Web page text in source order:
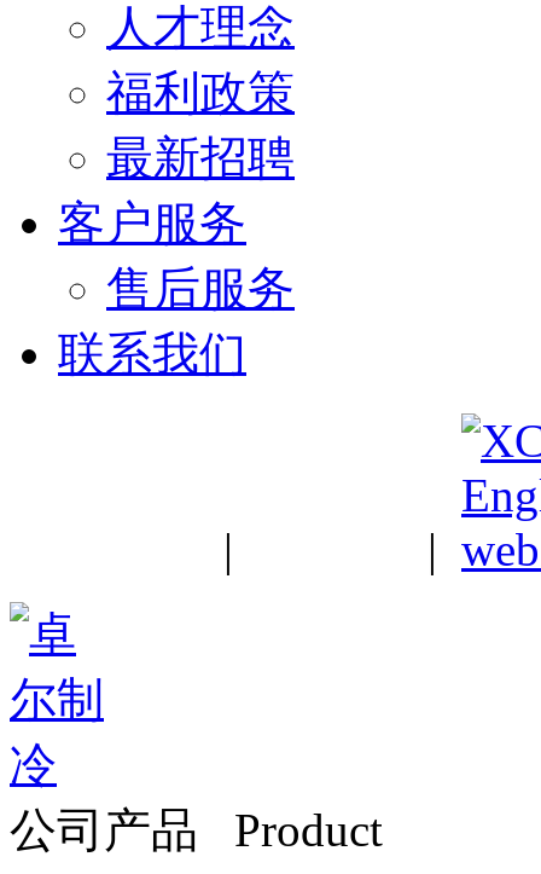
人才理念
福利政策
最新招聘
客户服务
售后服务
联系我们
| |
公司产品 Product